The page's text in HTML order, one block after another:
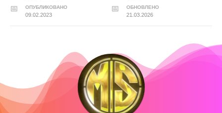
ОПУБЛИКОВАНО
09.02.2023
ОБНОВЛЕНО
21.03.2026